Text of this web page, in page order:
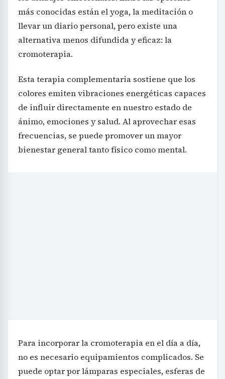
más conocidas están el yoga, la meditación o
llevar un diario personal, pero existe una
alternativa menos difundida y eficaz: la
cromoterapia.
Esta terapia complementaria sostiene que los
colores emiten vibraciones energéticas capaces
de influir directamente en nuestro estado de
ánimo, emociones y salud. Al aprovechar esas
frecuencias, se puede promover un mayor
bienestar general tanto físico como mental.
Para incorporar la cromoterapia en el día a día,
no es necesario equipamientos complicados. Se
puede optar por lámparas especiales, esferas de